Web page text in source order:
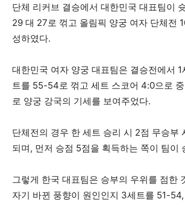
단체 리커브 결승에서 대한민국 대표팀이
29 대 27로 꺾고 올림픽 양궁 여자 단체전
성하였다.
대한민국 여자 양궁 대표팀은 결승전에서
트를 55-54로 꺾고 세트 스코어 4:0으로
로 양궁 강국의 기세를 보여주었다.
단체전의 경우 한 세트 승리 시 2점 무승부
되며, 먼저 승점 5점을 획득하는 쪽이 팀이
그렇게 한국 대표팀은 승부의 우위를 점한
자기 바뀐 풍향이 원인인지 3세트를 51-